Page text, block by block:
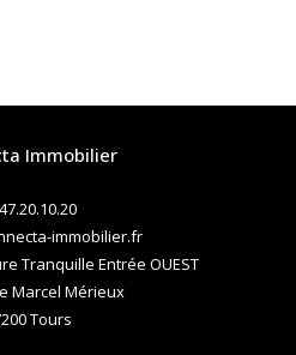
Immobilier
immobilier.fr
Tranquille Entrée OUEST
Marcel Mérieux
tours